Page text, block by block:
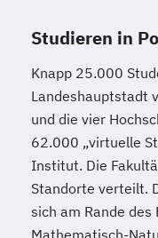
Studieren in
Knapp 25.000
Landeshauptstadt
und die vier
62.000 „virtuelle
Institut. Die
Standorte verteilt.
sich am Rande des